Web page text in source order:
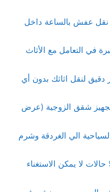
نقل عفش بالساعة داخل
في التعامل مع الأثاث
لنقل اثاثك بدون أي
شقق الزوجية (عرض
الي الغردقة وشرم
هل أحتاج ونش رفع أثاث؟ 5 حالات لا يمكن الاستغناء